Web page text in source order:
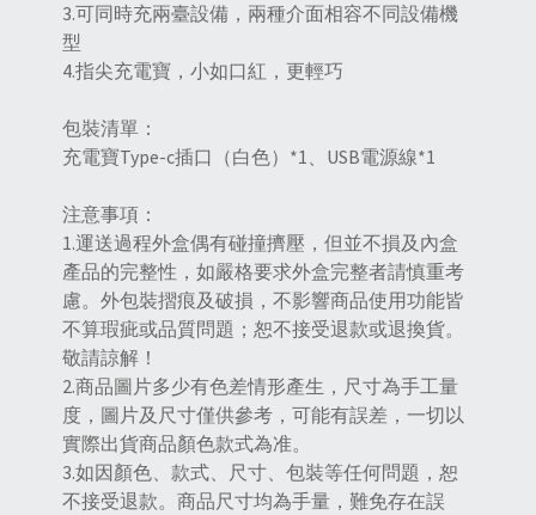
3.可同時充兩臺設備，兩種介面相容不同設備機
型
4.指尖充電寶，小如口紅，更輕巧
包裝清單：
充電寶Type-c插口（白色）*1、USB電源線*1
注意事項：
1.運送過程外盒偶有碰撞擠壓，但並不損及內盒
產品的完整性，如嚴格要求外盒完整者請慎重考
慮。外包裝摺痕及破損，不影響商品使用功能皆
不算瑕疵或品質問題；恕不接受退款或退換貨。
敬請諒解！
2.商品圖片多少有色差情形產生，尺寸為手工量
度，圖片及尺寸僅供參考，可能有誤差，一切以
實際出貨商品顏色款式為准。
3.如因顏色、款式、尺寸、包裝等任何問題，恕
不接受退款。商品尺寸均為手量，難免存在誤